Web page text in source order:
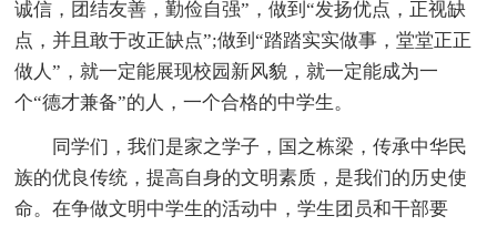
诚信，团结友善，勤俭自强”，做到“发扬优点，正视缺
点，并且敢于改正缺点”;做到“踏踏实实做事，堂堂正正
做人”，就一定能展现校园新风貌，就一定能成为一
个“德才兼备”的人，一个合格的中学生。
同学们，我们是家之学子，国之栋梁，传承中华民
族的优良传统，提高自身的文明素质，是我们的历史使
命。在争做文明中学生的活动中，学生团员和干部要